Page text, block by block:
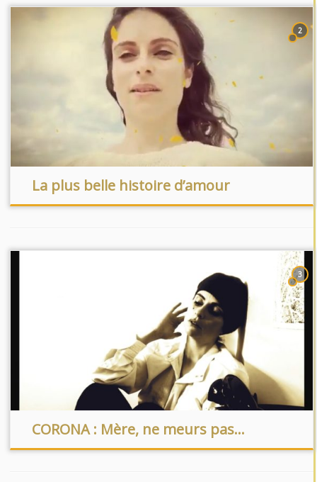
2
La plus belle histoire d’amour
3
CORONA : Mère, ne meurs pas…